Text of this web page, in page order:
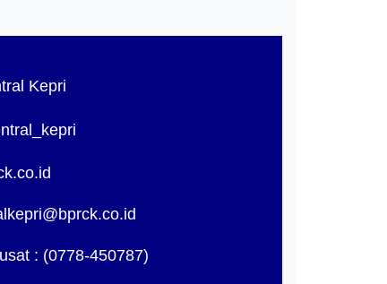
Kepri
: (0778-450787)